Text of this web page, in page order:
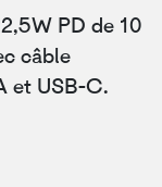
PD de 10
câble
et USB-C.